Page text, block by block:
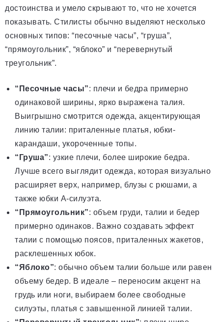
достоинства и умело скрывают то, что не хочется
показывать. Стилисты обычно выделяют несколько
основных типов: “песочные часы”, “груша”,
“прямоугольник”, “яблоко” и “перевернутый
треугольник”.
“Песочные часы”: плечи и бедра примерно
одинаковой ширины, ярко выражена талия.
Выигрышно смотрится одежда, акцентирующая
линию талии: приталенные платья, юбки-
карандаши, укороченные топы.
“Груша”: узкие плечи, более широкие бедра.
Лучше всего выглядит одежда, которая визуально
расширяет верх, например, блузы с рюшами, а
также юбки А-силуэта.
“Прямоугольник”: объем груди, талии и бедер
примерно одинаков. Важно создавать эффект
талии с помощью поясов, приталенных жакетов,
расклешенных юбок.
“Яблоко”: обычно объем талии больше или равен
объему бедер. В идеале – переносим акцент на
грудь или ноги, выбираем более свободные
силуэты, платья с завышенной линией талии.